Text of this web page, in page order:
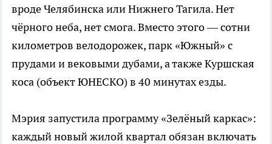
вроде Челябинска или Нижнего Тагила. Нет
чёрного неба, нет смога. Вместо этого — сотни
километров велодорожек, парк «Южный» с
прудами и вековыми дубами, а также Куршская
коса (объект ЮНЕСКО) в 40 минутах езды.
Мэрия запустила программу «Зелёный каркас»:
каждый новый жилой квартал обязан включать